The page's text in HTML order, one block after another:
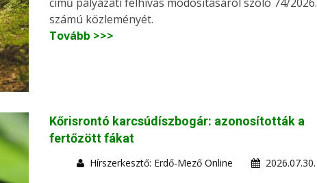
számú közleményét.
Tovább >>>
Kőrisrontó karcsúdíszbogár: azonosították a
fertőzött fákat
Hírszerkesztő: Erdő-Mező Online 2026.07.30.